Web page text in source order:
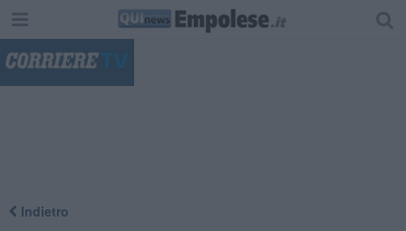
Indietro